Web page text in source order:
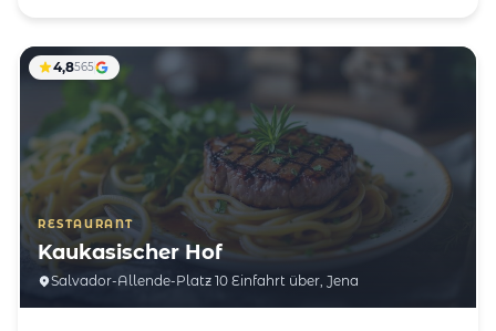
RESTAURANT
Kaukasischer Hof
Salvador-Allende-Platz 10 Einfahrt über, Jena
4,8565